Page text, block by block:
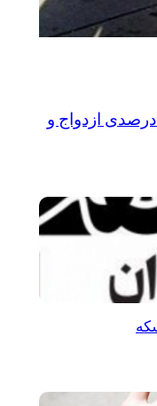
افزایش سن ازدواج و کاهش ۸ درصدی ازدواج و